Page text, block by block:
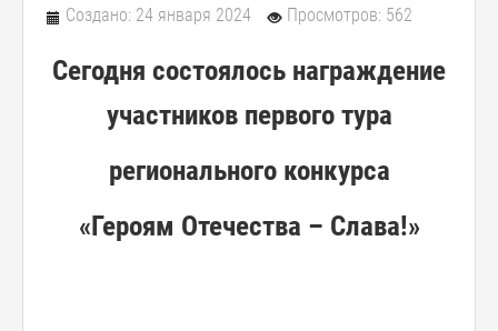
Создано: 24 января 2024 Просмотров: 562
Сегодня состоялось награждение
участников первого тура
регионального конкурса
«Героям Отечества – Слава!»